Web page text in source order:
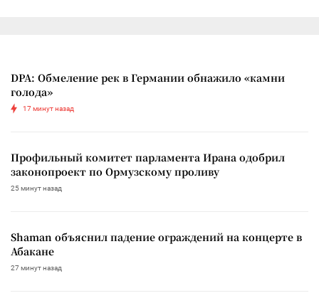
DPA: Обмеление рек в Германии обнажило «камни
голода»
17 минут назад
Профильный комитет парламента Ирана одобрил
законопроект по Ормузскому проливу
25 минут назад
Shaman объяснил падение ограждений на концерте в
Абакане
27 минут назад